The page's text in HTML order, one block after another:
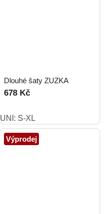
Dlouhé šaty ZUZKA
678 Kč
UNI: S-XL
Výprodej